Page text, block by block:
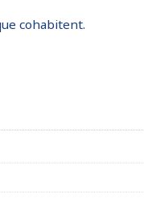
cohabitent.